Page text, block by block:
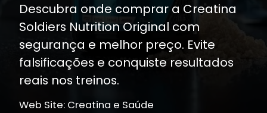
Descubra onde comprar a Creatina
Soldiers Nutrition Original com
segurança e melhor preço. Evite
falsificações e conquiste resultados
reais nos treinos.
Web Site: Creatina e Saúde